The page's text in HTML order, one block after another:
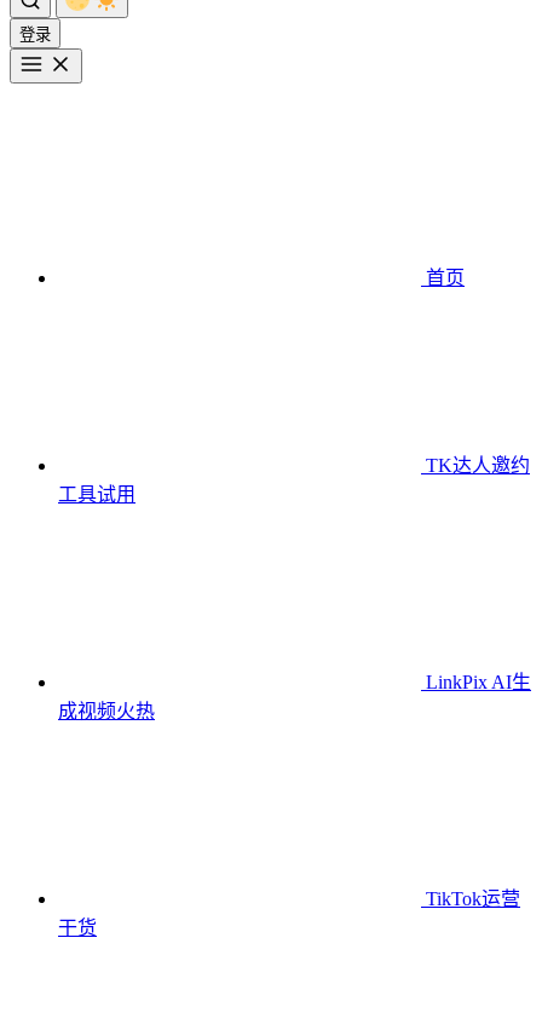
登录
首页
TK达人邀约
工具试用
LinkPix AI生
成视频火热
TikTok运营
干货